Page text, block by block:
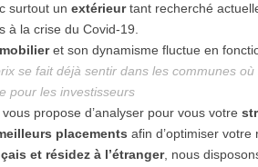
surtout un extérieurtant recherché
à la crise du Covid-19.
et son dynamisme fluctue en
se fait déjà sentir dans les communes
pour les investisseurs
vous propose d’analyser pour vous votre
placements afin d’optimiser votre
et résidez à l’étranger, nous